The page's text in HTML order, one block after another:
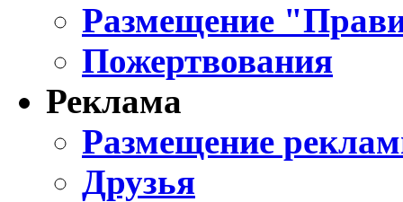
Размещение
Пожертвования
Реклама
Размещение
Друзья